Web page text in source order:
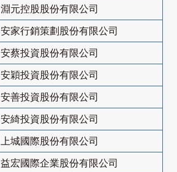
淵元控股股份有限公司
安家行銷策劃股份有限公司
安蔡投資股份有限公司
安穎投資股份有限公司
安善投資股份有限公司
安綺投資股份有限公司
上城國際股份有限公司
益宏國際企業股份有限公司